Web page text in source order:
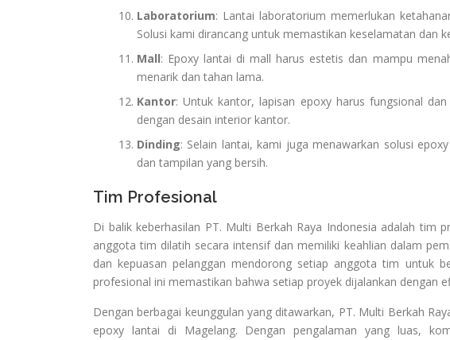
Laboratorium: Lantai laboratorium memerlukan
Solusi kami dirancang untuk memastikan keselamatan dan
Mall: Epoxy lantai di mall harus estetis dan mampu
menarik dan tahan lama.
Kantor: Untuk kantor, lapisan epoxy harus fungsional
dengan desain interior kantor.
Dinding: Selain lantai, kami juga menawarkan solusi
dan tampilan yang bersih.
Tim Profesional
Di balik keberhasilan PT. Multi Berkah Raya Indonesia adalah tim
anggota tim dilatih secara intensif dan memiliki keahlian dalam
dan kepuasan pelanggan mendorong setiap anggota tim untuk
profesional ini memastikan bahwa setiap proyek dijalankan dengan
Dengan berbagai keunggulan yang ditawarkan, PT. Multi Berkah
epoxy lantai di Magelang. Dengan pengalaman yang luas,